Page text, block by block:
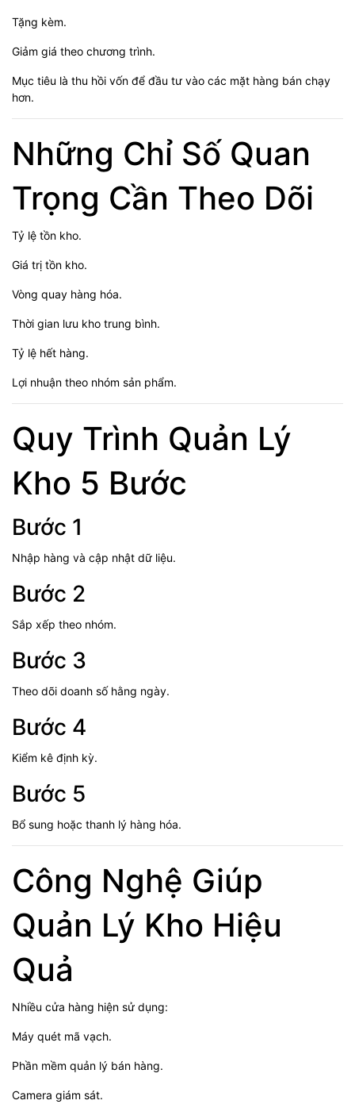
Tặng kèm.
Giảm giá theo chương trình.
Mục tiêu là thu hồi vốn để đầu tư vào các mặt hàng bán chạy
hơn.
Những Chỉ Số Quan
Trọng Cần Theo Dõi
Tỷ lệ tồn kho.
Giá trị tồn kho.
Vòng quay hàng hóa.
Thời gian lưu kho trung bình.
Tỷ lệ hết hàng.
Lợi nhuận theo nhóm sản phẩm.
Quy Trình Quản Lý
Kho 5 Bước
Bước 1
Nhập hàng và cập nhật dữ liệu.
Bước 2
Sắp xếp theo nhóm.
Bước 3
Theo dõi doanh số hằng ngày.
Bước 4
Kiểm kê định kỳ.
Bước 5
Bổ sung hoặc thanh lý hàng hóa.
Công Nghệ Giúp
Quản Lý Kho Hiệu
Quả
Nhiều cửa hàng hiện sử dụng:
Máy quét mã vạch.
Phần mềm quản lý bán hàng.
Camera giám sát.